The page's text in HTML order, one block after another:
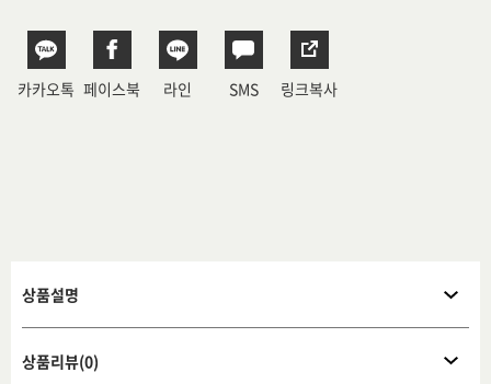
카카오톡 페이스북 라인 SMS 링크복사
상품설명
상품리뷰(0)